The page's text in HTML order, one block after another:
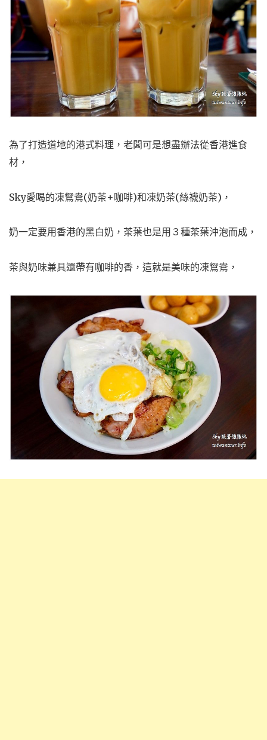
為了打造道地的港式料理，老闆可是想盡辦法從香港進食
材，
Sky愛喝的凍鴛鴦(奶茶+咖啡)和凍奶茶(絲襪奶茶)，
奶一定要用香港的黑白奶，茶葉也是用３種茶葉沖泡而成，
茶與奶味兼具還帶有咖啡的香，這就是美味的凍鴛鴦，